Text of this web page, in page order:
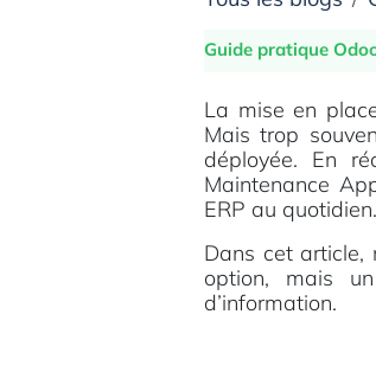
Guide pratique
La mise en
Mais trop
déployée. En
Maintenance
ERP au quotidien.
Dans cet article,
option, mais
d’information.